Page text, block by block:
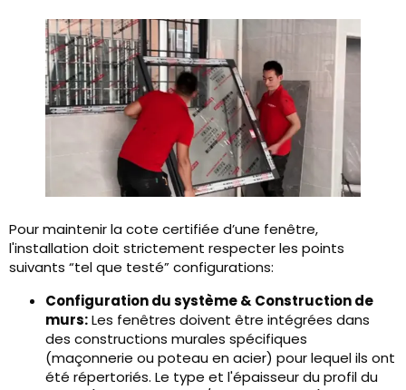
Pour maintenir la cote certifiée d’une fenêtre,
l'installation doit strictement respecter les points
suivants “tel que testé” configurations:
Configuration du système & Construction de
murs:Les fenêtres doivent être intégrées dans
des constructions murales spécifiques
(maçonnerie ou poteau en acier) pour lequel ils ont
été répertoriés. Le type et l'épaisseur du profil du